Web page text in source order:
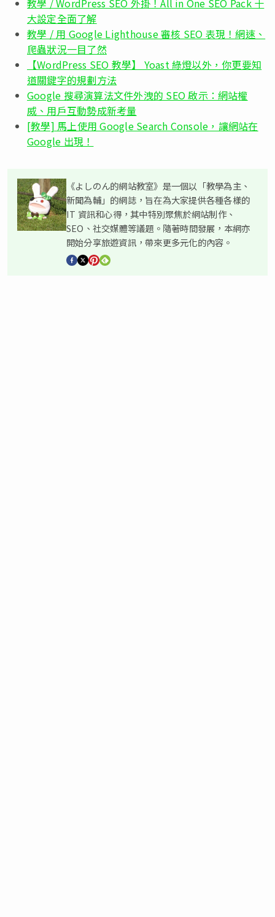
教學 / WordPress SEO 外掛！All in One SEO Pack 十
大設定全面了解
教學 / 用 Google Lighthouse 審核 SEO 表現！網速、
爬蟲狀況一目了然
【WordPress SEO 教學】 Yoast 綠燈以外，你更要知
道關鍵字的規劃方法
Google 搜尋演算法文件外洩的 SEO 啟示：網站權
威、用戶互動勢成新考量
[教學] 馬上使用 Google Search Console，讓網站在
Google 出現！
《よしのん的網站教室》是一個以「教學為主、
新聞為輔」的網誌，旨在為大家提供各種各樣的
IT 資訊和心得，其中特別聚焦於網站制作、
SEO、社交媒體等議題。隨著時間發展，本網亦
開始分享旅遊資訊，帶來更多元化的內容。